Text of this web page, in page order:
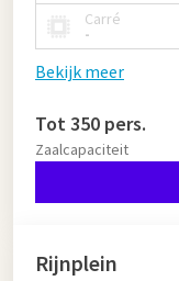
Carré
-
Bekijk meer
Tot 350 pers.
Zaalcapaciteit
Rijnplein